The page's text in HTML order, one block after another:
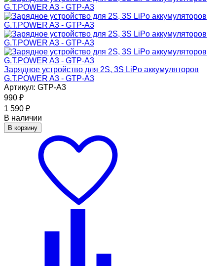
Зарядное устройство для 2S, 3S LiPo аккумуляторов
G.T.POWER A3 - GTP-A3
Артикул: GTP-A3
990 ₽
1 590 ₽
В наличии
В корзину